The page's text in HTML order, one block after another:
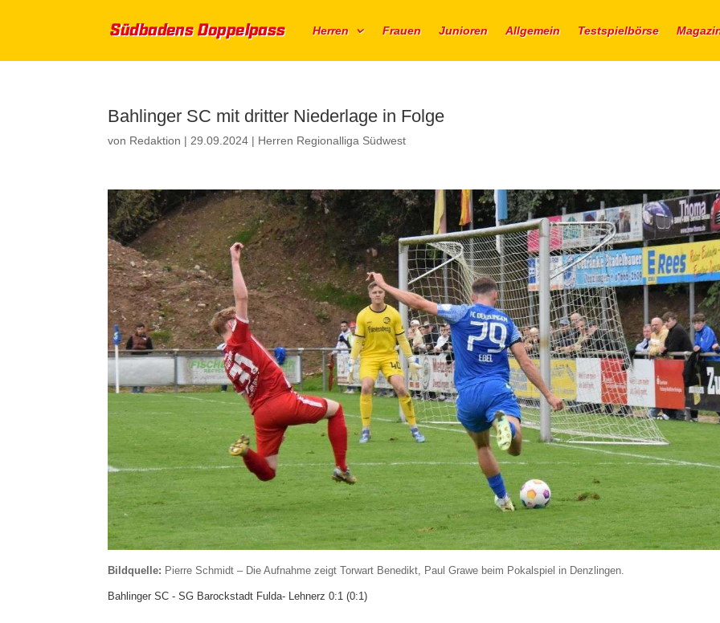
Herren Frauen Junioren Allgemein Testspielbörse
Bahlinger SC mit dritter Niederlage in Folge
von Redaktion | 29.09.2024 | Herren Regionalliga Südwest
Bildquelle: Pierre Schmidt – Die Aufnahme zeigt Torwart Benedikt, Paul Grawe beim Pokalspiel in Denzlingen.
Bahlinger SC - SG Barockstadt Fulda- Lehnerz 0:1 (0:1)